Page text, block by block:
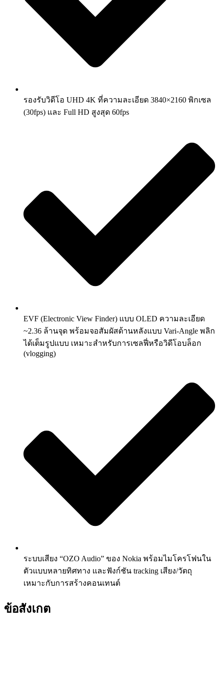
รองรับวิดีโอ UHD 4K ที่ความละเอียด 3840×2160 พิกเซล
(30fps) และ Full HD สูงสุด 60fps
EVF (Electronic View Finder) แบบ OLED ความละเอียด
~2.36 ล้านจุด พร้อมจอสัมผัสด้านหลังแบบ Var­i-Angle พลิก
ได้เต็มรูปแบบ เหมาะสำหรับการเซลฟี่หรือวิดีโอบล็อก
(vlogging)
ระบบเสียง “OZO Audio” ของ Nokia พร้อมไมโครโฟนใน
ตัวแบบหลายทิศทาง และฟังก์ชัน tracking เสียง/วัตถุ
เหมาะกับการสร้างคอนเทนต์
ข้อสังเกต